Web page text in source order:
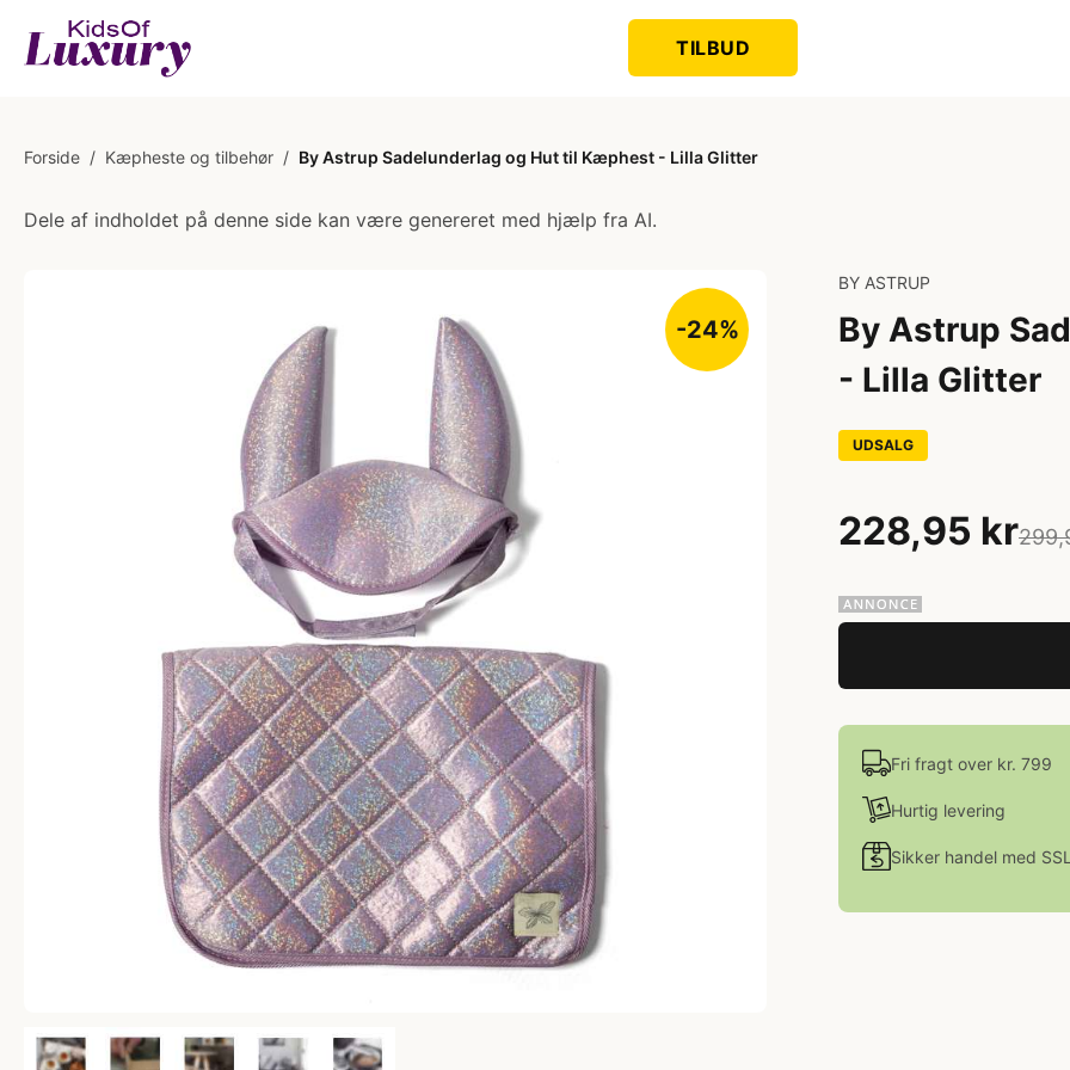
TILBUD
Forside / Kæpheste og tilbehør / By Astrup Sadelunderlag og Hut til Kæphest - Lilla Glitter
Dele af indholdet på denne side kan være genereret med hjælp fra AI.
-24%
BY ASTRUP
By Astrup
- Lilla Glitter
UDSALG
228,95 kr
Fri fragt over kr. 799
Hurtig levering
Sikker handel med SSL